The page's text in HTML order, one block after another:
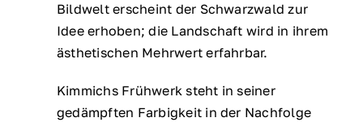
Bildwelt erscheint der Schwarzwald zur
Idee erhoben; die Landschaft wird in ihrem
ästhetischen Mehrwert erfahrbar.
Kimmichs Frühwerk steht in seiner
gedämpften Farbigkeit in der Nachfolge